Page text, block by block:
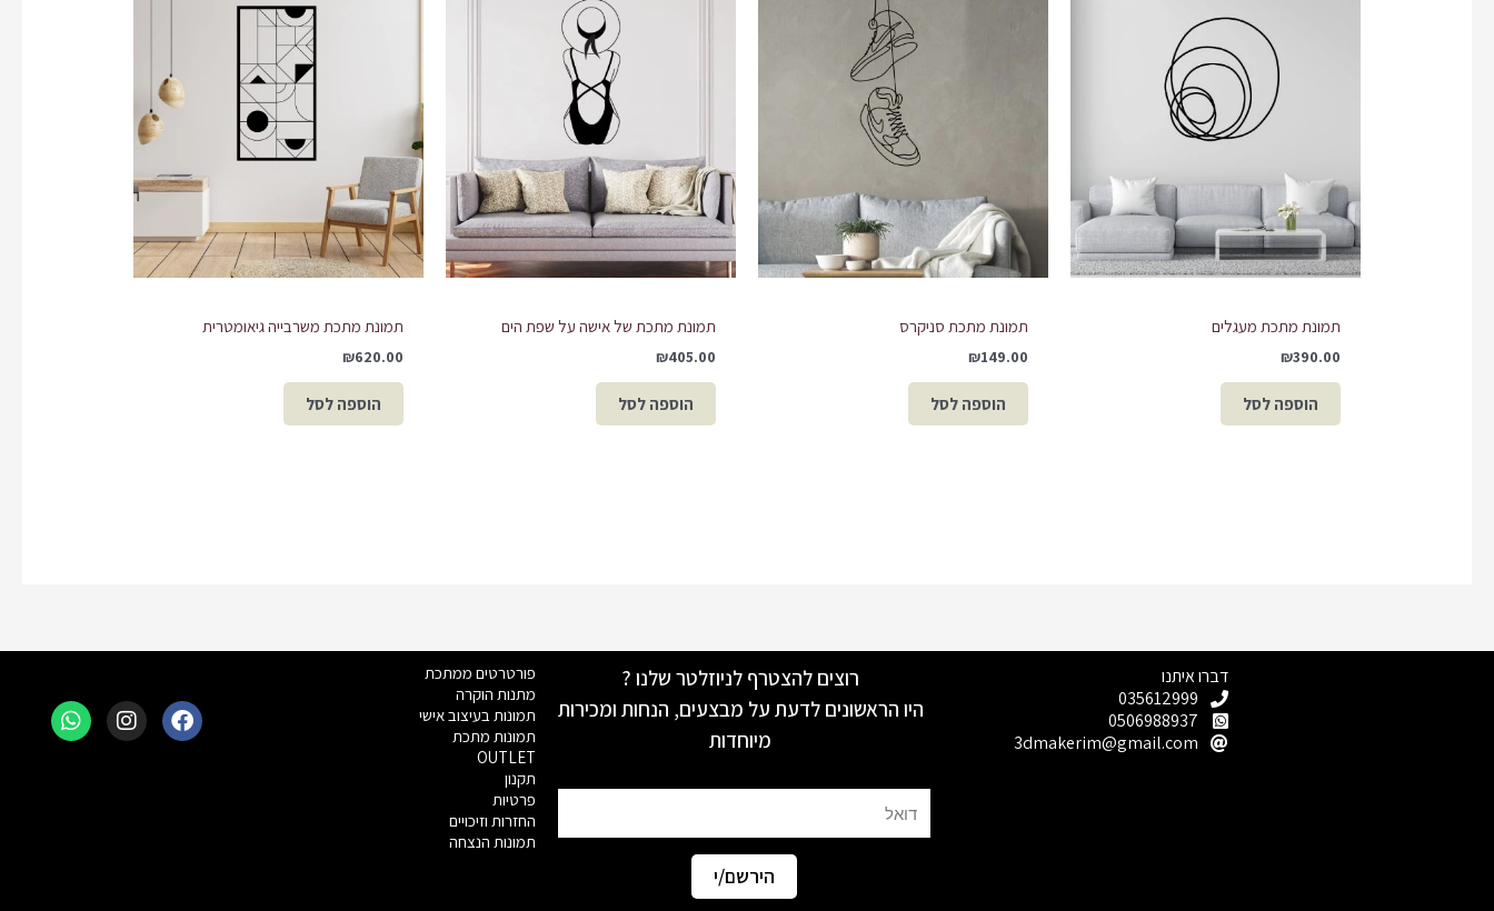
תמונת מתכת מעגלים
₪390.00
הוספה לסל
תמונת מתכת סניקרס
₪149.00
הוספה לסל
תמונת מתכת של אישה על שפת הים
₪405.00
הוספה לסל
תמונת מתכת משרבייה גיאומטרית
₪620.00
הוספה לסל
דברו איתנו
035612999
0506988937
3dmakerim@gmail.com
רוצים להצטרף לניוזלטר שלנו ?
היו הראשונים לדעת על מבצעים, הנחות ומכירות
מיוחדות
הירשם/י
פורטרטים ממתכת
מתנות הוקרה
תמונות בעיצוב אישי
תמונות מתכת
OUTLET
תקנון
פרטיות
החזרות וזיכויים
תמונות הנצחה